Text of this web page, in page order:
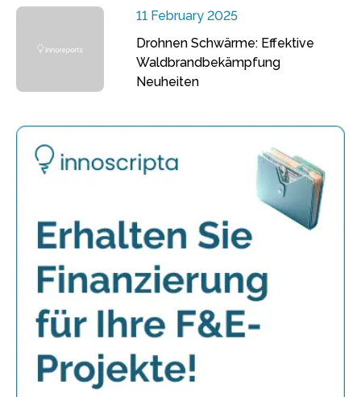
11 February 2025
Drohnen Schwärme: Effektive
Waldbrandbekämpfung
Neuheiten